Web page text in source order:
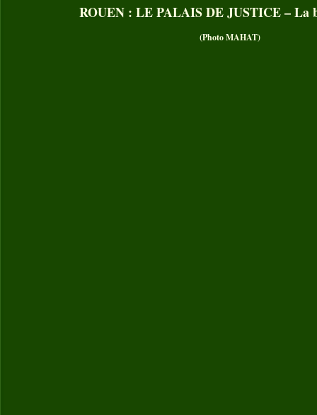
ROUEN : LE PALAIS DE JUSTICE – La
(Photo MAHAT)